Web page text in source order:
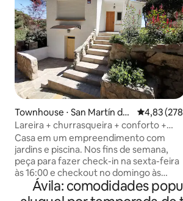
Townhouse ⋅ San Martín de
Valdeiglesias
4,83 de
4,83
Lareira + churrasqueira + conforto +
natureza + Wi-Fi
Casa em um empreendimento com
jardins e piscina. Nos fins de semana,
peça para fazer check-in na sexta-feira
às 16:00 e checkout no domingo às
20:00. Duas plantas unidas pelo lado de
fora. Em grupos de 4, apenas o andar
Ávila: comodidades